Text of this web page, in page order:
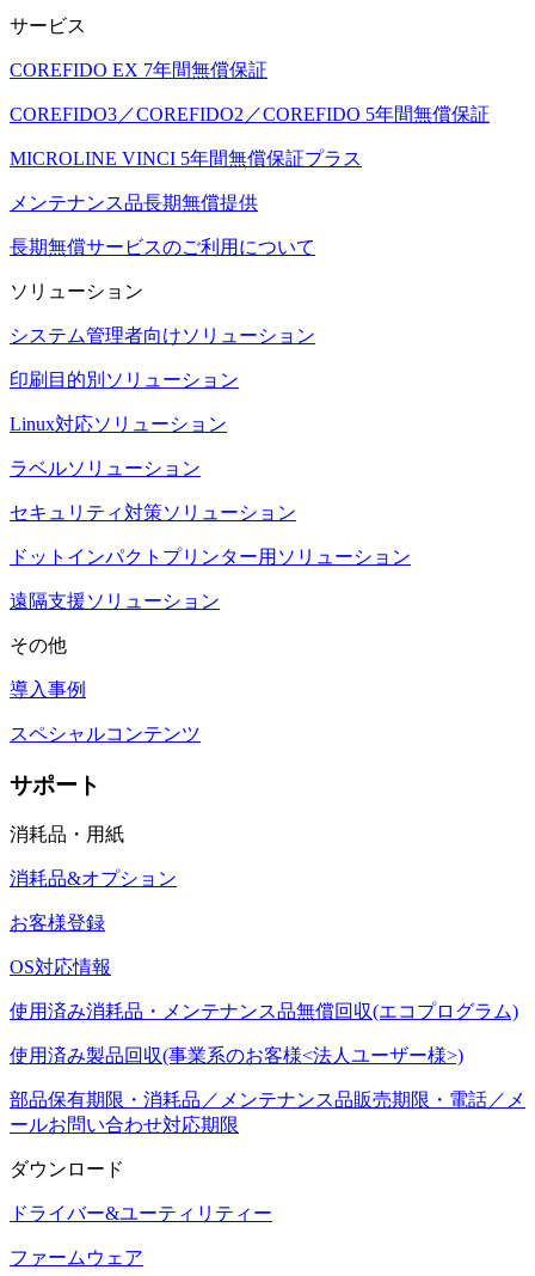
サービス
COREFIDO EX 7年間無償保証
COREFIDO3／COREFIDO2／COREFIDO 5年間無償保証
MICROLINE VINCI 5年間無償保証プラス
メンテナンス品長期無償提供
長期無償サービスのご利用について
ソリューション
システム管理者向けソリューション
印刷目的別ソリューション
Linux対応ソリューション
ラベルソリューション
セキュリティ対策ソリューション
ドットインパクトプリンター用ソリューション
遠隔支援ソリューション
その他
導入事例
スペシャルコンテンツ
サポート
消耗品・用紙
消耗品&オプション
お客様登録
OS対応情報
使用済み消耗品・メンテナンス品無償回収(エコプログラム)
使用済み製品回収(事業系のお客様<法人ユーザー様>)
部品保有期限・消耗品／メンテナンス品販売期限・電話／メ
ールお問い合わせ対応期限
ダウンロード
ドライバー&ユーティリティー
ファームウェア